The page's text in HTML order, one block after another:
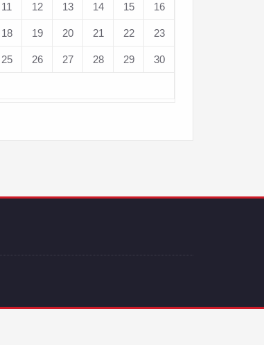
11 12 13 14 15 16
18 19 20 21 22 23
25 26 27 28 29 30